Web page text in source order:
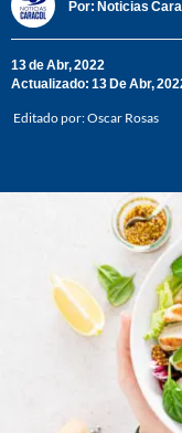
Por: Noticias
13 de Abr, 2022
Actualizado: 13 De Abr,
Editado por:Oscar Rosas